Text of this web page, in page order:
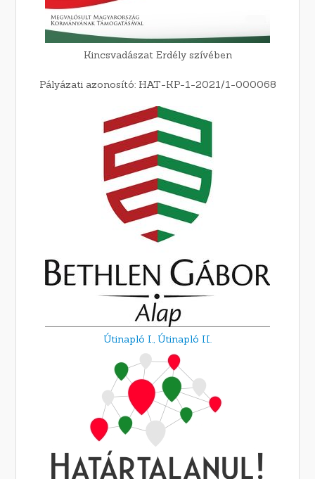
Kincsvadászat Erdély szívében
Pályázati azonosító: HAT-KP-1-2021/1-000068
Útinapló I., Útinapló II.